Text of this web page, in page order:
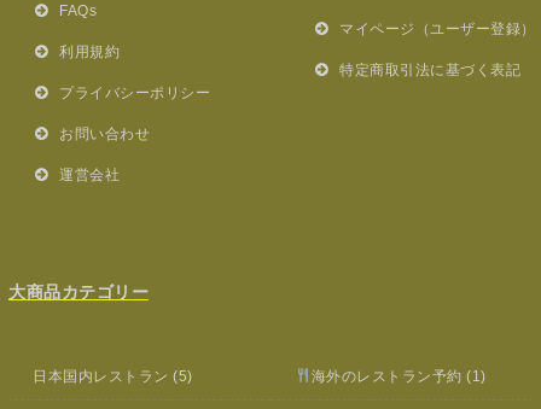
FAQs
利用規約
プライバシーポリシー
お問い合わせ
運営会社
マイページ（ユーザー登録）
特定商取引法に基づく表記
大商品カテゴリー
日本国内レストラン (5) 海外のレストラン予約 (1)